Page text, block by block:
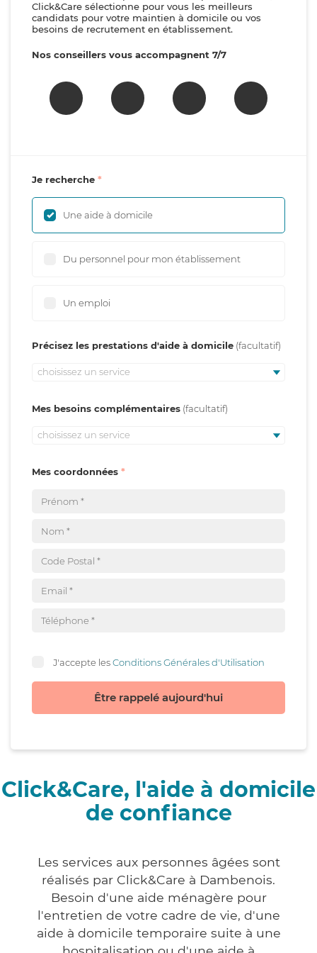
Click&Care sélectionne pour vous les meilleurs
candidats pour votre maintien à domicile ou vos
besoins de recrutement en établissement.
Nos conseillers vous accompagnent 7/7
Je recherche
Une aide à domicile
Du personnel pour mon établissement
Un emploi
Précisez les prestations d'aide à domicile
choisissez un service
Mes besoins complémentaires
choisissez un service
Mes coordonnées
J'accepte lesConditions Générales d'Utilisation
Être rappelé aujourd'hui
Click&Care, l'aide à domicile
de confiance
Les services aux personnes âgées sont
réalisés par Click&Care à Dambenois.
Besoin d'une aide ménagère pour
l'entretien de votre cadre de vie, d'une
aide à domicile temporaire suite à une